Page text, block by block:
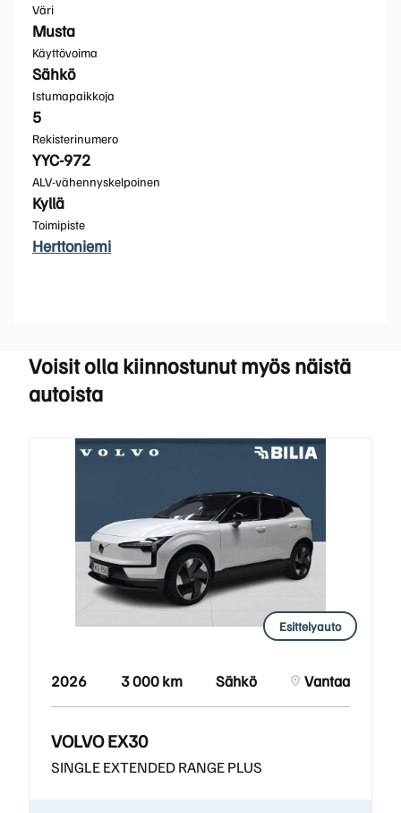
Väri
Musta
Käyttövoima
Sähkö
Istumapaikkoja
5
Rekisterinumero
YYC-972
ALV-vähennyskelpoinen
Kyllä
Toimipiste
Herttoniemi
Voisit olla kiinnostunut myös näistä
autoista
Esittelyauto
2026 3 000 km Sähkö Vantaa
VOLVO EX30
SINGLE EXTENDED RANGE PLUS